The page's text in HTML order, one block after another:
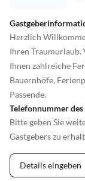
Herzlich
Ihren Traumurlaub.
Ihnen zahlreiche
Bauernhöfe,
Passende.
Telefonnummer des
Bitte geben Sie
Gastgebers zu
Details eingeben